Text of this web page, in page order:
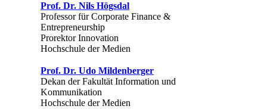
Prof. Dr. Nils Högsdal
Professor für Corporate Finance &
Entrepreneurship
Prorektor Innovation
Hochschule der Medien
Prof. Dr. Udo Mildenberger
Dekan der Fakultät Information und
Kommunikation
Hochschule der Medien